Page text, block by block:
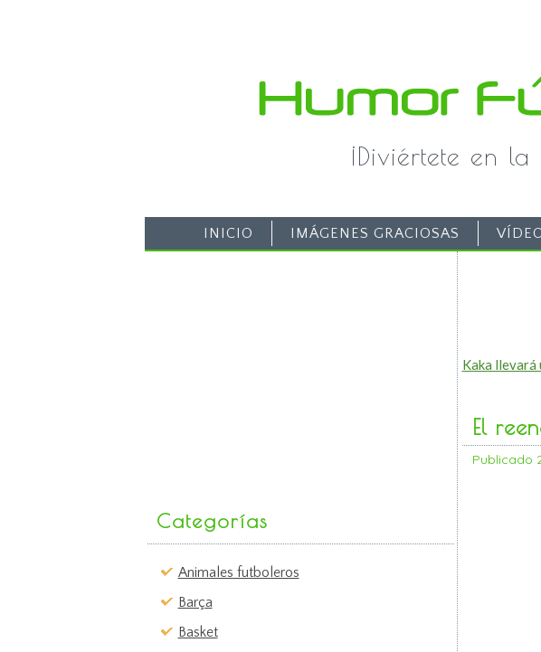
¡Diviértete en
INICIO IMÁGENES GRACIOSAS
Categorías
Animales futboleros
Barça
Basket
Kaka llevará
El
Publicado